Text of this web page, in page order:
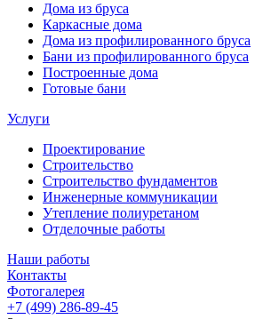
Дома из бруса
Каркасные дома
Дома из профилированного бруса
Бани из профилированного бруса
Построенные дома
Готовые бани
Услуги
Проектирование
Строительство
Строительство фундаментов
Инженерные коммуникации
Утепление полиуретаном
Отделочные работы
Наши работы
Контакты
Фотогалерея
+7 (499) 286-89-45